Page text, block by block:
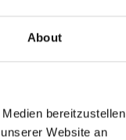
About
bereitzustellen
Website an